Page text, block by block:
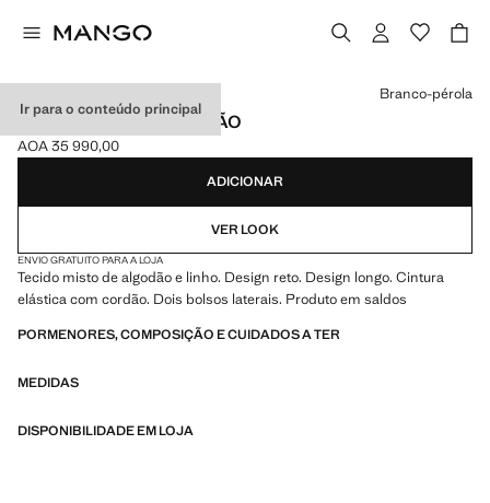
Ir para o conteúdo principal
CALÇAS LINHO ALGODÃO
Preço atual [AOA 35 990,00 ]
AOA 35 990,00
Selecione uma cor
Branco-pérola
ADICIONAR
VER LOOK
ENVIO GRATUITO PARA A LOJA
Tecido misto de algodão e linho. Design reto. Design longo. Cintura
elástica com cordão. Dois bolsos laterais. Produto em saldos
PORMENORES, COMPOSIÇÃO E CUIDADOS A TER
MEDIDAS
DISPONIBILIDADE EM LOJA